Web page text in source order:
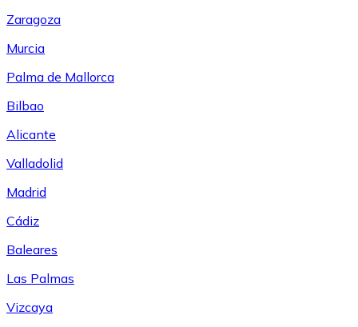
Zaragoza
Murcia
Palma de Mallorca
Bilbao
Alicante
Valladolid
Madrid
Cádiz
Baleares
Las Palmas
Vizcaya